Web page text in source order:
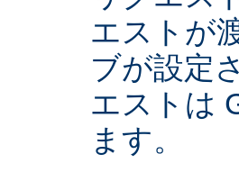
エストが
ブが設定
エストは
ます。